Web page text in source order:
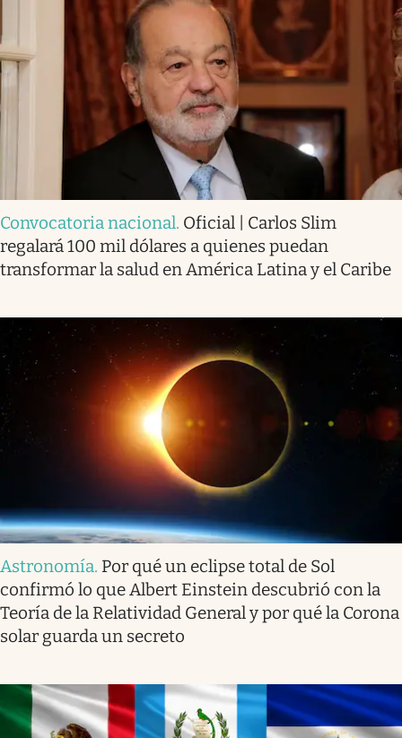
Convocatoria nacional. Oficial | Carlos Slim
regalará 100 mil dólares a quienes puedan
transformar la salud en América Latina y el Caribe
Astronomía. Por qué un eclipse total de Sol
confirmó lo que Albert Einstein descubrió con la
Teoría de la Relatividad General y por qué la Corona
solar guarda un secreto